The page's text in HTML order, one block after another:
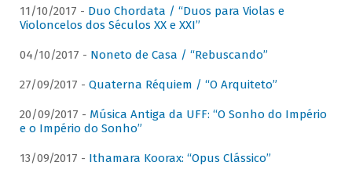
11/10/2017 - Duo Chordata / “Duos para Violas e
Violoncelos dos Séculos XX e XXI”
04/10/2017 - Noneto de Casa / “Rebuscando”
27/09/2017 - Quaterna Réquiem / “O Arquiteto”
20/09/2017 - Música Antiga da UFF: “O Sonho do Império
e o Império do Sonho”
13/09/2017 - Ithamara Koorax: “Opus Clássico”